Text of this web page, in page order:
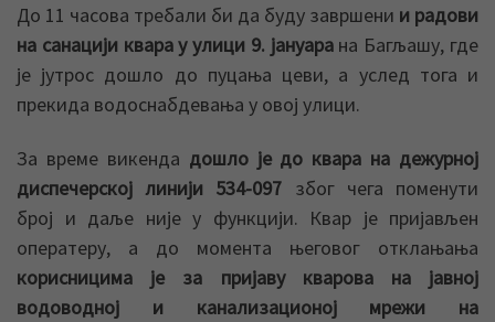
До 11 часова требали би да буду завршени и радови
на санацији квара у улици 9. јануарана Багљашу, где
је јутрос дошло до пуцања цеви, а услед тога и
прекида водоснабдевања у овој улици.
За време викенда дошло је до квара на дежурној
диспечерској линији 534-097 због чега поменути
број и даље није у функцији. Квар је пријављен
оператеру, а до момента његовог отклањања
корисницима је за пријаву кварова на јавној
водоводној и канализационој мрежи на